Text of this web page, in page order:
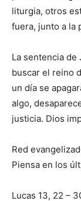
liturgia, otros
fuera, junto a la
La sentencia
buscar el reino
un día se
algo,
justicia. Dios
Red
Piensa en los
Lucas 13, 22 –